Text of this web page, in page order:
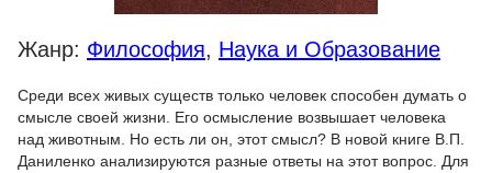
Жанр: Философия, Наука и Образование
Среди всех живых существ только человек способен думать о
смысле своей жизни. Его осмысление возвышает человека
над животным. Но есть ли он, этот смысл? В новой книге В.П.
Даниленко анализируются разные ответы на этот вопрос. Для